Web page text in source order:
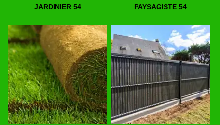
JARDINIER 54 PAYSAGISTE 54